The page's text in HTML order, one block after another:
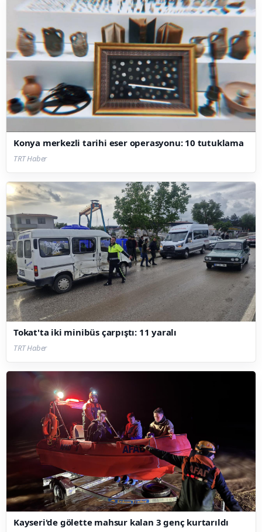
Konya merkezli tarihi eser operasyonu: 10 tutuklama
TRT Haber
Tokat'ta iki minibüs çarpıştı: 11 yaralı
TRT Haber
Kayseri'de gölette mahsur kalan 3 genç kurtarıldı